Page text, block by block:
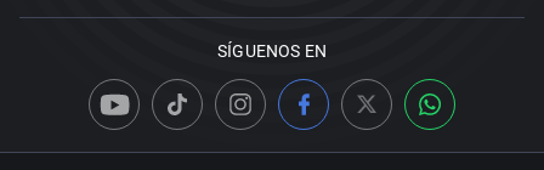
SÍGUENOS EN